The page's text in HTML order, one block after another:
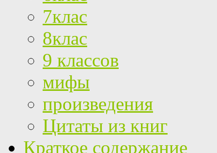
7клас
8клас
9 классов
мифы
произведения
Цитаты из книг
Краткое содержание